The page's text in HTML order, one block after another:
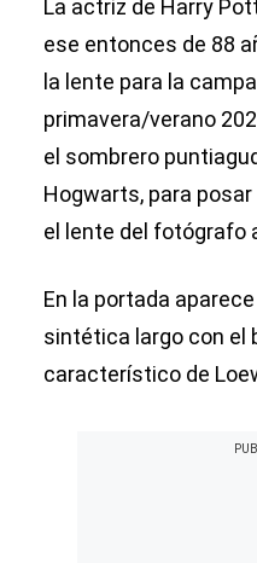
La actriz de Harry
ese entonces de 88
la lente para la
primavera/verano
el sombrero
Hogwarts, para
el lente del fotógrafo
En la portada
sintética largo con el
característico de